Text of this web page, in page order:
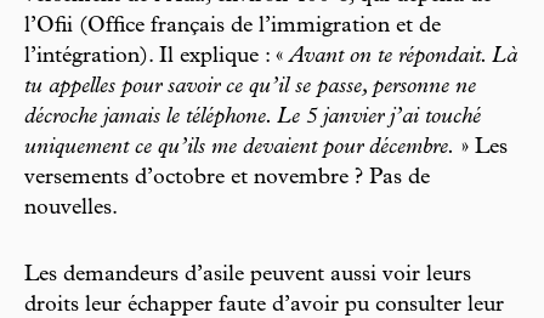
l’Ofii (Office français de l’immigration et de
l’intégration). Il explique : «Avant on te répondait. Là
tu appelles pour savoir ce qu’il se passe, personne ne
décroche jamais le téléphone. Le 5 janvier j’ai touché
uniquement ce qu’ils me devaient pour décembre. » Les
versements d’octobre et novembre ? Pas de
nouvelles.
Les demandeurs d’asile peuvent aussi voir leurs
droits leur échapper faute d’avoir pu consulter leur